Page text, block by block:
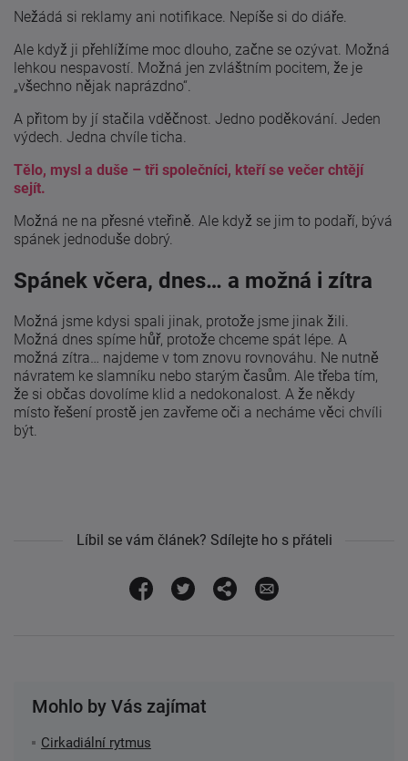
Mohlo by Vás zajímat
Cirkadiální rytmus
Nežádá si reklamy ani notifikace. Nepíše si do diáře.
Ale když ji přehlížíme moc dlouho, začne se ozývat. Možná
lehkou nespavostí. Možná jen zvláštním pocitem, že je
„všechno nějak naprázdno“.
A přitom by jí stačila vděčnost. Jedno poděkování. Jeden
výdech. Jedna chvíle ticha.
Tělo, mysl a duše – tři společníci, kteří se večer chtějí
sejít.
Možná ne na přesné vteřině. Ale když se jim to podaří, bývá
spánek jednoduše dobrý.
Spánek včera, dnes… a možná i zítra
Možná jsme kdysi spali jinak, protože jsme jinak žili.
Možná dnes spíme hůř, protože chceme spát lépe. A
možná zítra… najdeme v tom znovu rovnováhu. Ne nutně
návratem ke slamníku nebo starým časům. Ale třeba tím,
že si občas dovolíme klid a nedokonalost. A že někdy
místo řešení prostě jen zavřeme oči a necháme věci chvíli
být.
Líbil se vám článek? Sdílejte ho s přáteli